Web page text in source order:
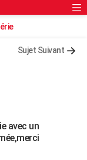
Sujet Suivant
avec un